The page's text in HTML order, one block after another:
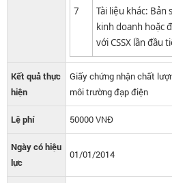
7
Tài liệu khác: Bản
kinh doanh hoặc
với CSSX lần đầu
Kết quả thực
hiện
Giấy chứng nhận chất
môi trường đạp điện
Lệ phí 50000 VNĐ
Ngày có hiệu
lực
01/01/2014